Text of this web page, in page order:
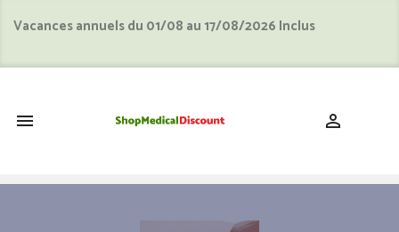
Vacances annuels du 01/08 au 17/08/2026 Inclus
 